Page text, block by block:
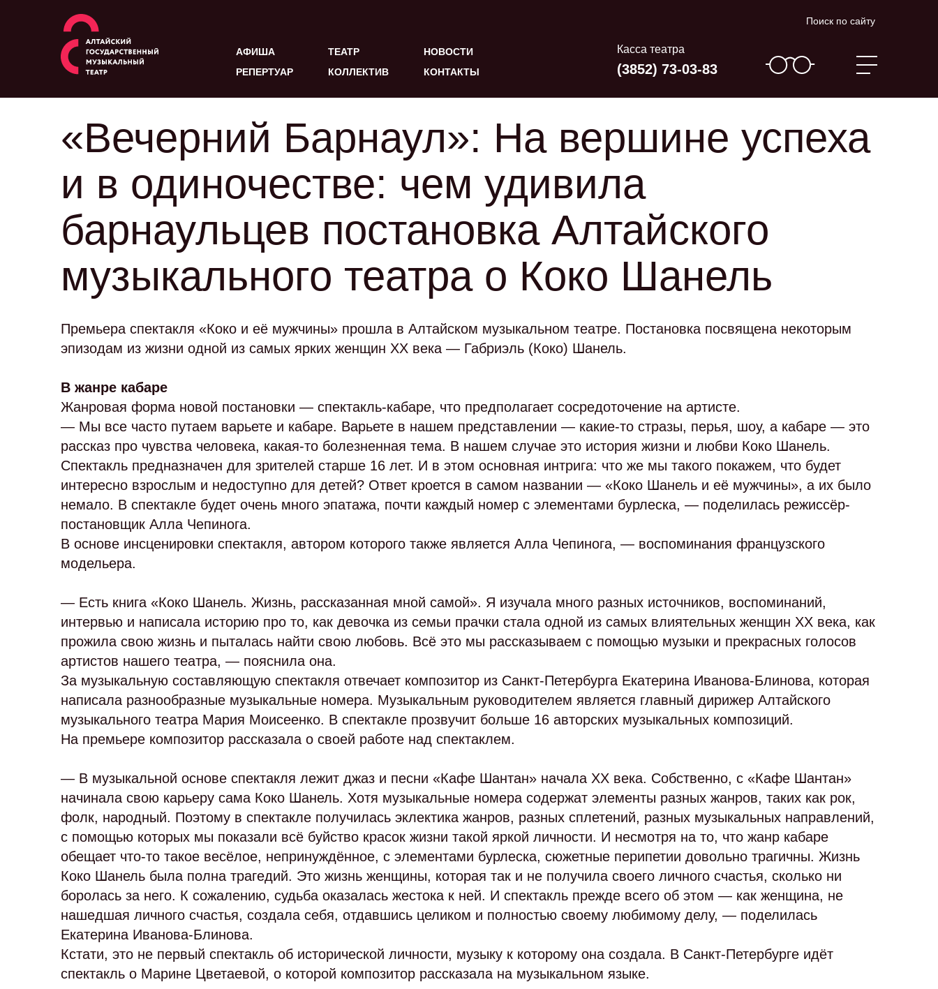
Поиск по сайту
АФИША
РЕПЕРТУАР
ТЕАТР
КОЛЛЕКТИВ
НОВОСТИ
КОНТАКТЫ
Касса театра
(3852) 73-03-83
«Вечерний Барнаул»: На вершине успеха
и в одиночестве: чем удивила
барнаульцев постановка Алтайского
музыкального театра о Коко Шанель
Премьера спектакля «Коко и её мужчины» прошла в Алтайском музыкальном театре. Постановка посвящена некоторым
эпизодам из жизни одной из самых ярких женщин ХХ века — Габриэль (Коко) Шанель.
В жанре кабаре
Жанровая форма новой постановки — спектакль-кабаре, что предполагает сосредоточение на артисте.
— Мы все часто путаем варьете и кабаре. Варьете в нашем представлении — какие-то стразы, перья, шоу, а кабаре — это
рассказ про чувства человека, какая-то болезненная тема. В нашем случае это история жизни и любви Коко Шанель.
Спектакль предназначен для зрителей старше 16 лет. И в этом основная интрига: что же мы такого покажем, что будет
интересно взрослым и недоступно для детей? Ответ кроется в самом названии — «Коко Шанель и её мужчины», а их было
немало. В спектакле будет очень много эпатажа, почти каждый номер с элементами бурлеска, — поделилась режиссёр-
постановщик Алла Чепинога.
В основе инсценировки спектакля, автором которого также является Алла Чепинога, — воспоминания французского
модельера.
— Есть книга «Коко Шанель. Жизнь, рассказанная мной самой». Я изучала много разных источников, воспоминаний,
интервью и написала историю про то, как девочка из семьи прачки стала одной из самых влиятельных женщин XX века, как
прожила свою жизнь и пыталась найти свою любовь. Всё это мы рассказываем с помощью музыки и прекрасных голосов
артистов нашего театра, — пояснила она.
За музыкальную составляющую спектакля отвечает композитор из Санкт-Петербурга Екатерина Иванова-Блинова, которая
написала разнообразные музыкальные номера. Музыкальным руководителем является главный дирижер Алтайского
музыкального театра Мария Моисеенко. В спектакле прозвучит больше 16 авторских музыкальных композиций.
На премьере композитор рассказала о своей работе над спектаклем.
— В музыкальной основе спектакля лежит джаз и песни «Кафе Шантан» начала XX века. Собственно, с «Кафе Шантан»
начинала свою карьеру сама Коко Шанель. Хотя музыкальные номера содержат элементы разных жанров, таких как рок,
фолк, народный. Поэтому в спектакле получилась эклектика жанров, разных сплетений, разных музыкальных направлений,
с помощью которых мы показали всё буйство красок жизни такой яркой личности. И несмотря на то, что жанр кабаре
обещает что-то такое весёлое, непринуждённое, с элементами бурлеска, сюжетные перипетии довольно трагичны. Жизнь
Коко Шанель была полна трагедий. Это жизнь женщины, которая так и не получила своего личного счастья, сколько ни
боролась за него. К сожалению, судьба оказалась жестока к ней. И спектакль прежде всего об этом — как женщина, не
нашедшая личного счастья, создала себя, отдавшись целиком и полностью своему любимому делу, — поделилась
Екатерина Иванова-Блинова.
Кстати, это не первый спектакль об исторической личности, музыку к которому она создала. В Санкт-Петербурге идёт
спектакль о Марине Цветаевой, о которой композитор рассказала на музыкальном языке.